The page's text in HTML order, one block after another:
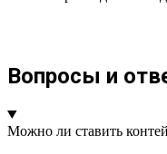
Вопросы и
Можно ли ставить